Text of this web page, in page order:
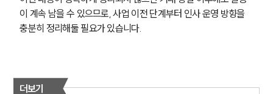
업무분야
이 계속 남을 수 있으므로, 사업 이전 단계부터 인사 운영 방향을
충분히 정리해둘 필요가 있습니다.
더보기